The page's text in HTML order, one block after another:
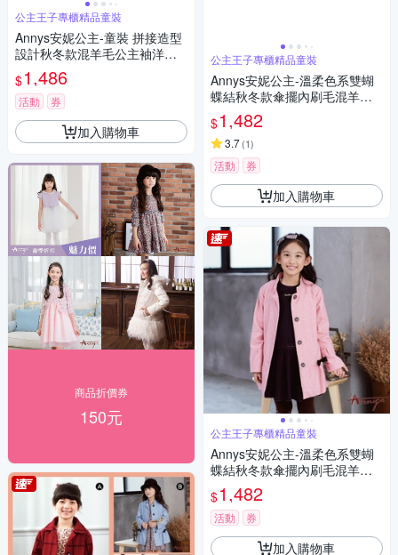
公主王子專櫃精品童裝
Annys安妮公主-童裝 拼接造型
設計秋冬款混羊毛公主袖洋裝*
2612粉紅
$1,486
活動 券
加入購物車
商品折價券
150元
公主王子專櫃精品童裝
Annys安妮公主-溫柔色系雙蝴
蝶結秋冬款傘擺內刷毛混羊毛
大衣*9670水藍
$1,482
3.7(1)
活動 券
加入購物車
公主王子專櫃精品童裝
Annys安妮公主-溫柔色系雙蝴
蝶結秋冬款傘擺內刷毛混羊毛
大衣*9670粉紅
$1,482
活動 券
加入購物車